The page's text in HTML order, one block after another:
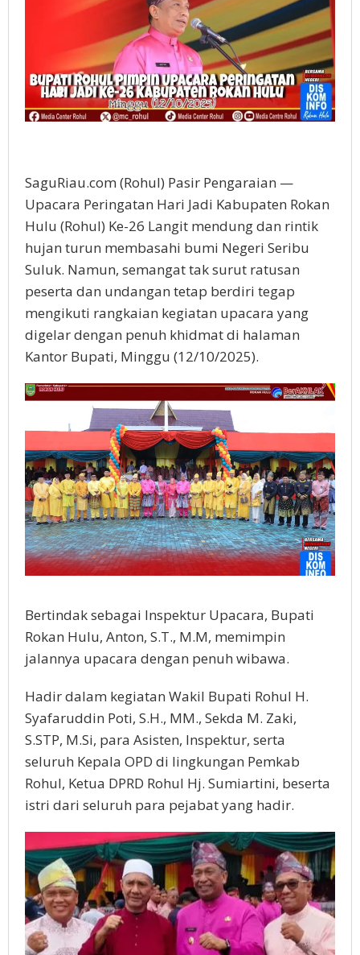
SaguRiau.com (Rohul) Pasir Pengaraian —
Upacara Peringatan Hari Jadi Kabupaten Rokan
Hulu (Rohul) Ke-26 Langit mendung dan rintik
hujan turun membasahi bumi Negeri Seribu
Suluk. Namun, semangat tak surut ratusan
peserta dan undangan tetap berdiri tegap
mengikuti rangkaian kegiatan upacara yang
digelar dengan penuh khidmat di halaman
Kantor Bupati, Minggu (12/10/2025).
Bertindak sebagai Inspektur Upacara, Bupati
Rokan Hulu, Anton, S.T., M.M, memimpin
jalannya upacara dengan penuh wibawa.
Hadir dalam kegiatan Wakil Bupati Rohul H.
Syafaruddin Poti, S.H., MM., Sekda M. Zaki,
S.STP, M.Si, para Asisten, Inspektur, serta
seluruh Kepala OPD di lingkungan Pemkab
Rohul, Ketua DPRD Rohul Hj. Sumiartini, beserta
istri dari seluruh para pejabat yang hadir.